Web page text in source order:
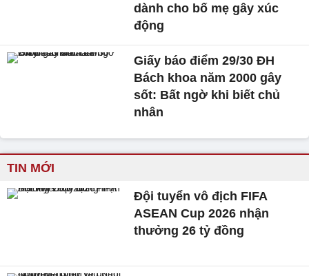
dành cho bố mẹ gây xúc
động
Giấy báo điểm 29/30 ĐH
Bách khoa năm 2000 gây
sốt: Bất ngờ khi biết chủ
nhân
TIN MỚI
Đội tuyển vô địch FIFA
ASEAN Cup 2026 nhận
thưởng 26 tỷ đồng